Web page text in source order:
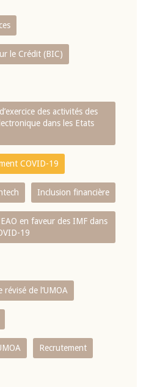
le Crédit (BIC)
des activités des
dans les Etats
COVID-19
Inclusion financière
en faveur des IMF dans
19
de l’UMOA
Recrutement